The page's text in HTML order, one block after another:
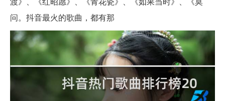
问。抖音最火的歌曲，都有那